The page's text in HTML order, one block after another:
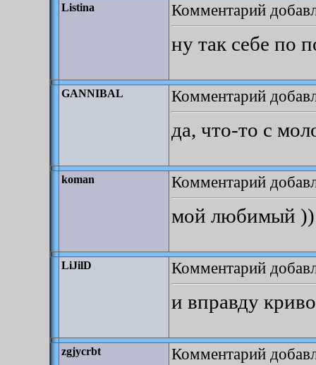
Listina Комментарий
ну так себе по
GANNIBAL Комментарий
да, что-то с
koman Комментарий
мой любимый ))
LiJilD Комментарий
и вправду
zgjycrbt Комментарий